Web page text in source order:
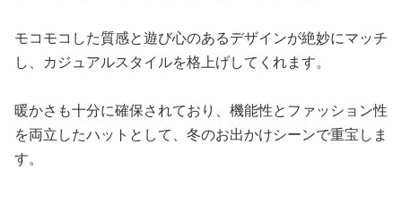
モコモコした質感と遊び心のあるデザインが絶妙にマッチ
し、カジュアルスタイルを格上げしてくれます。
暖かさも十分に確保されており、機能性とファッション性
を両立したハットとして、冬のお出かけシーンで重宝しま
す。